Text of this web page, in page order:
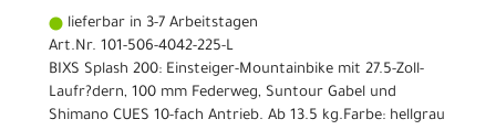
lieferbar in 3-7 Arbeitstagen
Art.Nr. 101-506-4042-225-L
BIXS Splash 200: Einsteiger-Mountainbike mit 27.5-Zoll-
Laufr?dern, 100 mm Federweg, Suntour Gabel und
Shimano CUES 10-fach Antrieb. Ab 13.5 kg.Farbe: hellgrau